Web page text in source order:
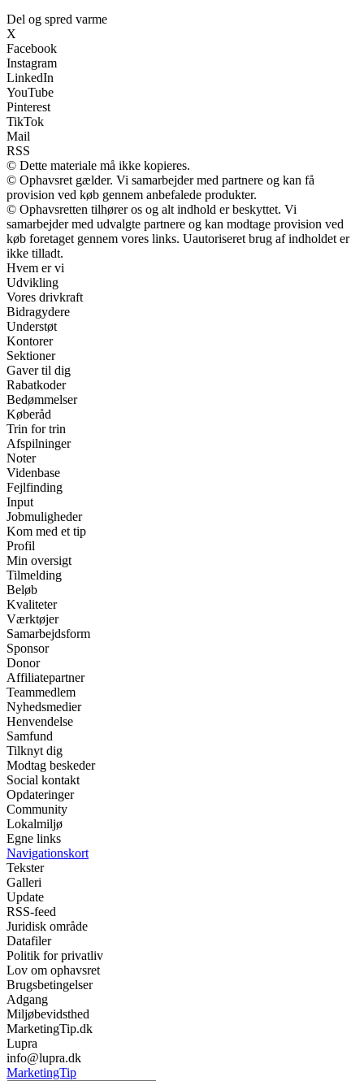
Del og spred varme
X
Facebook
Instagram
LinkedIn
YouTube
Pinterest
TikTok
Mail
RSS
© Dette materiale må ikke kopieres.
© Ophavsret gælder. Vi samarbejder med partnere og kan få
provision ved køb gennem anbefalede produkter.
© Ophavsretten tilhører os og alt indhold er beskyttet. Vi
samarbejder med udvalgte partnere og kan modtage provision ved
køb foretaget gennem vores links. Uautoriseret brug af indholdet er
ikke tilladt.
Hvem er vi
Udvikling
Vores drivkraft
Bidragydere
Understøt
Kontorer
Sektioner
Gaver til dig
Rabatkoder
Bedømmelser
Køberåd
Trin for trin
Afspilninger
Noter
Videnbase
Fejlfinding
Input
Jobmuligheder
Kom med et tip
Profil
Min oversigt
Tilmelding
Beløb
Kvaliteter
Værktøjer
Samarbejdsform
Sponsor
Donor
Affiliatepartner
Teammedlem
Nyhedsmedier
Henvendelse
Samfund
Tilknyt dig
Modtag beskeder
Social kontakt
Opdateringer
Community
Lokalmiljø
Egne links
Navigationskort
Tekster
Galleri
Update
RSS-feed
Juridisk område
Datafiler
Politik for privatliv
Lov om ophavsret
Brugsbetingelser
Adgang
Miljøbevidsthed
MarketingTip.dk
Lupra
info@lupra.dk
MarketingTip